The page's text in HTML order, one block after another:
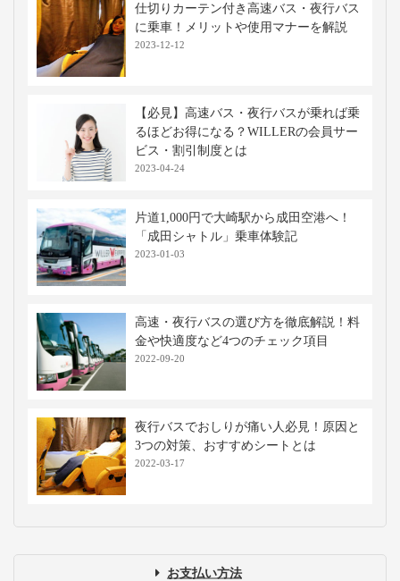
仕切りカーテン付き高速バス・夜行バス
に乗車！メリットや使用マナーを解説
2023-12-12
【必見】高速バス・夜行バスが乗れば乗
るほどお得になる？WILLERの会員サー
ビス・割引制度とは
2023-04-24
片道1,000円で大崎駅から成田空港へ！
「成田シャトル」乗車体験記
2023-01-03
高速・夜行バスの選び方を徹底解説！料
金や快適度など4つのチェック項目
2022-09-20
夜行バスでおしりが痛い人必見！原因と
3つの対策、おすすめシートとは
2022-03-17
お支払い方法